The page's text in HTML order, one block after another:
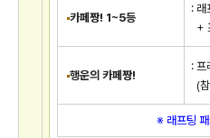
카페짱! 1~5등
:
+
행운의 카페짱!
: 프
(
※ 래프팅 패키지 상품권